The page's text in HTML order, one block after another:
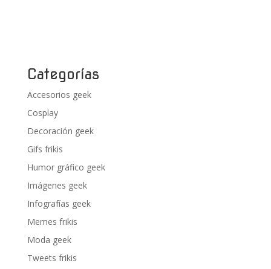
Categorías
Accesorios geek
Cosplay
Decoración geek
Gifs frikis
Humor gráfico geek
Imágenes geek
Infografías geek
Memes frikis
Moda geek
Tweets frikis